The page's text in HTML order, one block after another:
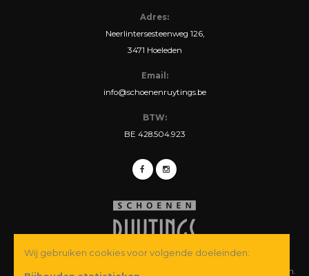
Adres:
Neerlintersesteenweg 126,
3471 Hoeleden
Email:
info@schoenenruytings.be
BTW:
BE 428.504.923
© Copyright 2026 Schoenen Ruytings BVBA. Alle rechten voorbehouden.
Wij gebruiken cookies voor volgende doeleinden: